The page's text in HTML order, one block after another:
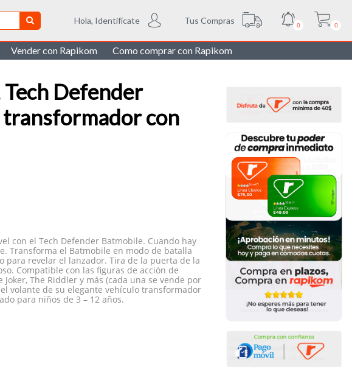
Hola, Identifícate Tus Compras 0 0
Vender con Rapikom Como comprar con Rapikom
Tech Defender
con
con el Tech Defender Batmobile. Cuando hay
Transforma el Batmobile en modo de batalla
para revelar el lanzador. Tira de la puerta de la
Compatible con las figuras de acción de
The Riddler y más (cada una se vende por
volante de su elegante vehículo transformador
para niños de 3 – 12 años.